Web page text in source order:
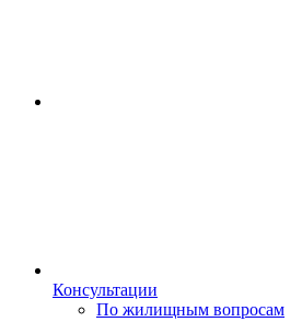
Консультации
По жилищным вопросам